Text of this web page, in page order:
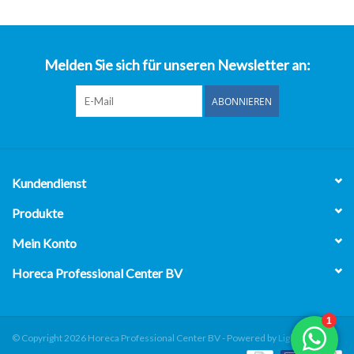
Melden Sie sich für unseren Newsletter an:
ABONNIEREN
Kundendienst
Produkte
Mein Konto
Horeca Professional Center BV
© Copyright 2026 Horeca Professional Center BV - Powered by Lightspeed